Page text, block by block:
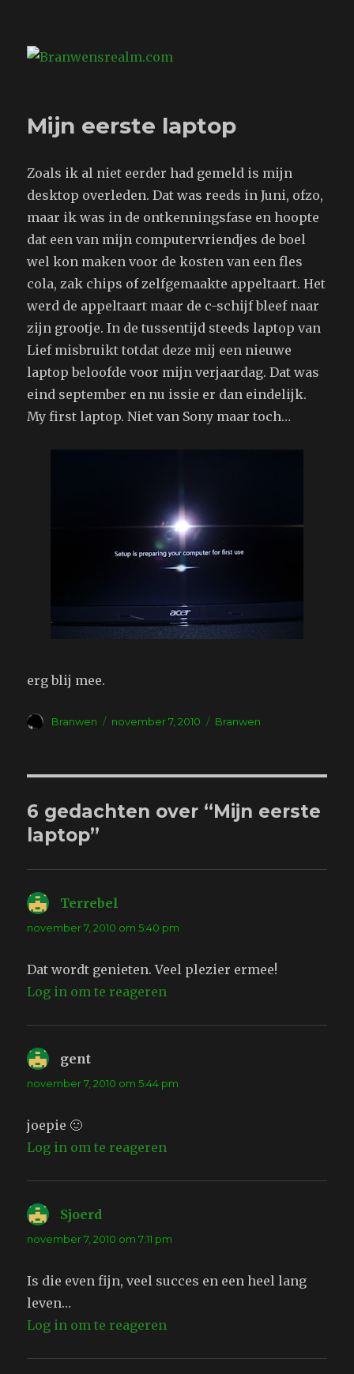
Branwensrealm.com
Mijn eerste laptop
Zoals ik al niet eerder had gemeld is mijn
desktop overleden. Dat was reeds in Juni, ofzo,
maar ik was in de ontkenningsfase en hoopte
dat een van mijn computervriendjes de boel
wel kon maken voor de kosten van een fles
cola, zak chips of zelfgemaakte appeltaart. Het
werd de appeltaart maar de c-schijf bleef naar
zijn grootje. In de tussentijd steeds laptop van
Lief misbruikt totdat deze mij een nieuwe
laptop beloofde voor mijn verjaardag. Dat was
eind september en nu issie er dan eindelijk.
My first laptop. Niet van Sony maar toch…
erg blij mee.
Auteur
Branwen
Geplaatst
november 7, 2010 Tags
Branwen
6 gedachten over “Mijn eerste
laptop”
Terrebel
november 7, 2010 om 5:40 pm
Dat wordt genieten. Veel plezier ermee!
Log in om te reageren
gent
november 7, 2010 om 5:44 pm
joepie 🙂
Log in om te reageren
Sjoerd
november 7, 2010 om 7:11 pm
Is die even fijn, veel succes en een heel lang
leven…
Log in om te reageren